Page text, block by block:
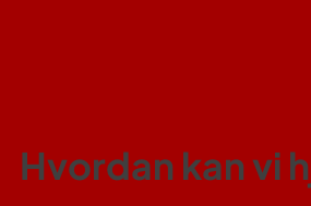
Hvordan kan vi